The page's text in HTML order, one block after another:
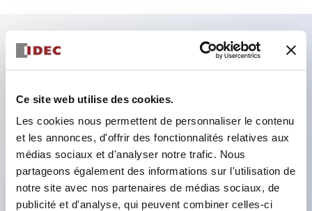
Ce site web utilise des cookies.
Les cookies nous permettent de personnaliser le contenu
et les annonces, d'offrir des fonctionnalités relatives aux
médias sociaux et d'analyser notre trafic. Nous
partageons également des informations sur l'utilisation de
notre site avec nos partenaires de médias sociaux, de
publicité et d'analyse, qui peuvent combiner celles-ci
Fixation par regroupement possible
Le commutateur sélecteur avec clé adopte une
structure à goupille à cylindre haute sécurité
La structure de protection est IP65 (IEC60529)